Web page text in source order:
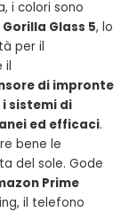
i colori sono
Glass 5, lo
per il
il
di impronte
i sistemi di
ed efficaci.
bene le
del sole. Gode
Prime
il telefono